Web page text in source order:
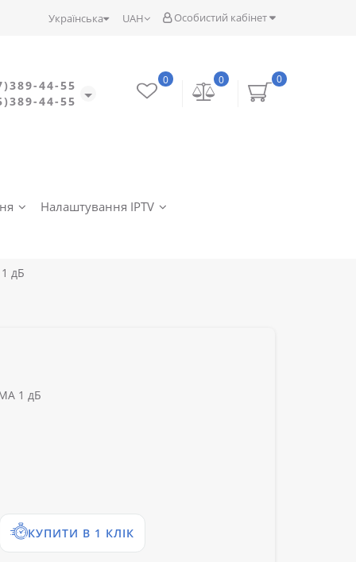
Особистий кабінет
UAH
Українська
44-55
44-55
0
0
0
Налаштування IPTV
дБ
1 дБ
КУПИТИ В 1 КЛІК